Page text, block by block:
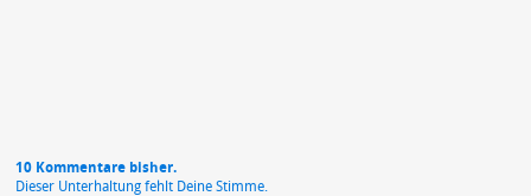
10 Kommentare bisher.
Dieser Unterhaltung fehlt Deine Stimme.